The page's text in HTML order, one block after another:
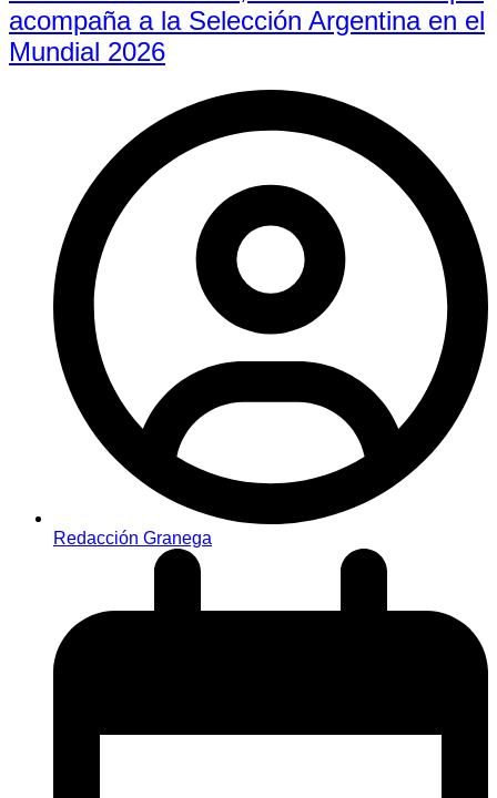
acompaña a la Selección Argentina en el
Mundial 2026
Redacción Granega